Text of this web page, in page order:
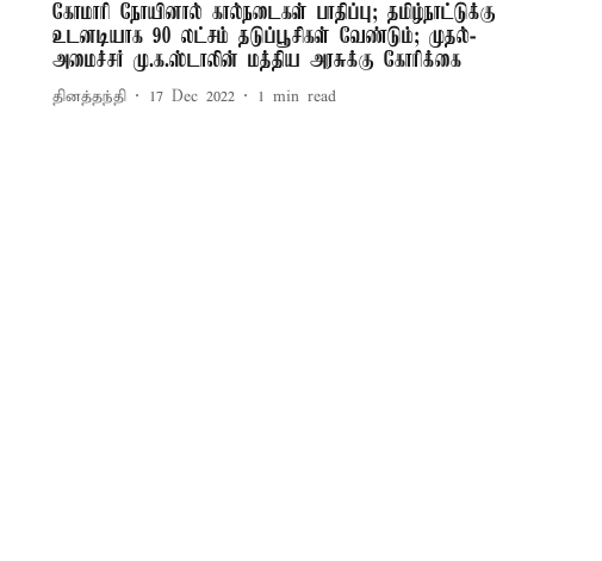
கோமாரி நோயினால் கால்நடைகள் பாதிப்பு; தமிழ்நாட்டுக்கு
உடனடியாக 90 லட்சம் தடுப்பூசிகள் வேண்டும்; முதல்-
அமைச்சர் மு.க.ஸ்டாலின் மத்திய அரசுக்கு கோரிக்கை
தினத்தந்தி 17 Dec 2022 1 min read